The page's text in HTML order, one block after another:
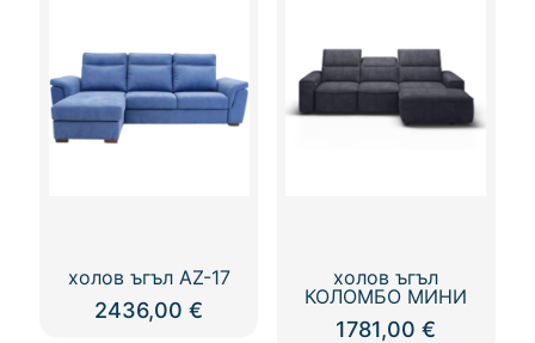
холов ъгъл AZ-17
2436,00€
холов ъгъл
КОЛОМБО МИНИ
1781,00€